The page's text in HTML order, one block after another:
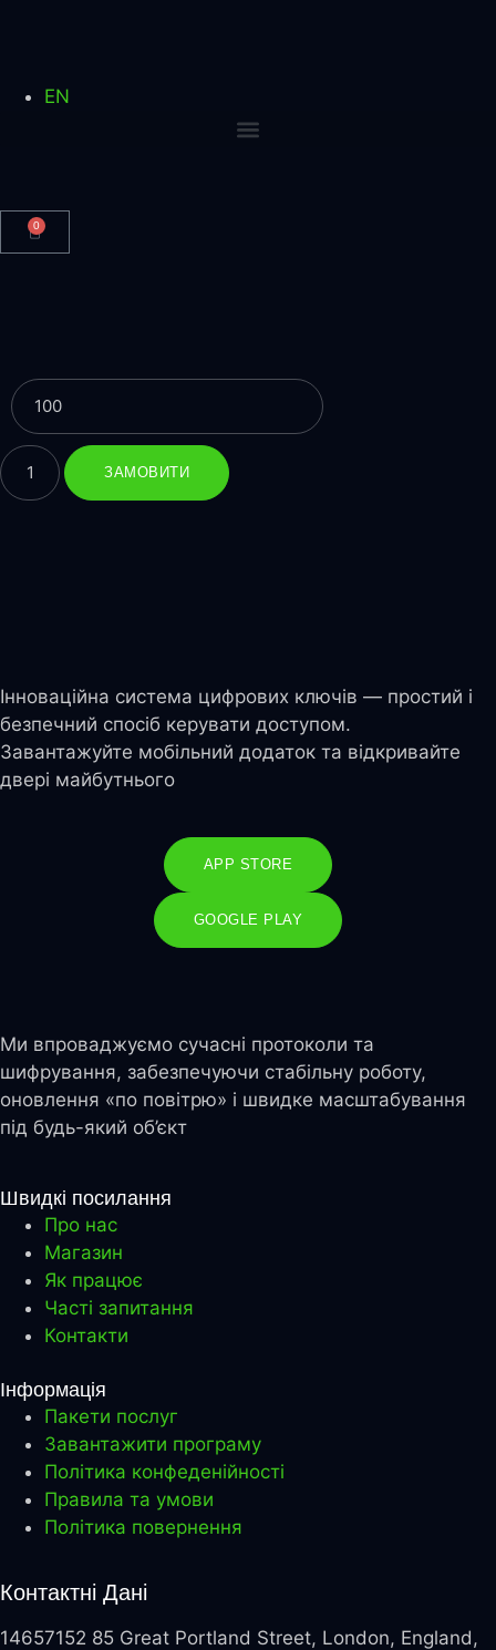
EN
0
ЗАМОВИТИ
Інноваційна система цифрових ключів — простий і
безпечний спосіб керувати доступом.
Завантажуйте мобільний додаток та відкривайте
двері майбутнього
APP STORE
GOOGLE PLAY
Ми впроваджуємо сучасні протоколи та
шифрування, забезпечуючи стабільну роботу,
оновлення «по повітрю» і швидке масштабування
під будь-який об’єкт
Швидкі посилання
Про нас
Магазин
Як працює
Часті запитання
Контакти
Інформація
Пакети послуг
Завантажити програму
Політика конфеденійності
Правила та умови
Політика повернення
Контактні Дані
14657152 85 Great Portland Street, London, England,